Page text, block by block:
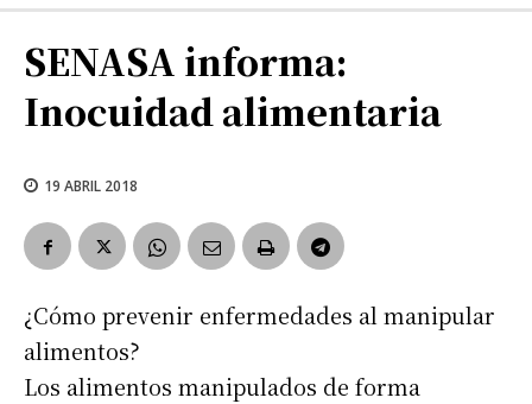
SENASA informa:
Inocuidad alimentaria
19 ABRIL 2018
¿Cómo prevenir enfermedades al manipular
alimentos?
Los alimentos manipulados de forma